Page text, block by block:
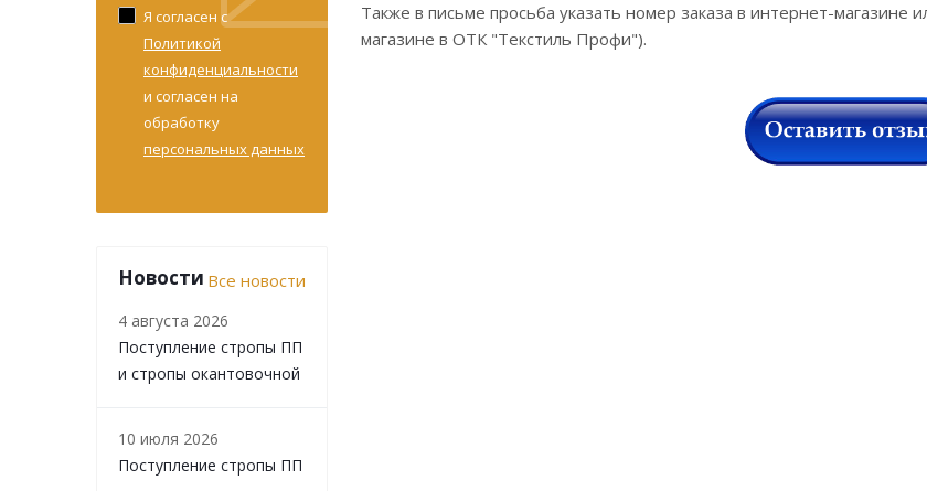
Также в письме просьба указать номер заказа в интернет-
магазине в ОТК "Текстиль Профи").
Я согласен с
Политикой
конфиденциальности
и согласен на
обработку
персональных данных
Новости Все новости
4 августа 2026
Поступление стропы ПП
и стропы окантовочной
10 июля 2026
Поступление стропы ПП